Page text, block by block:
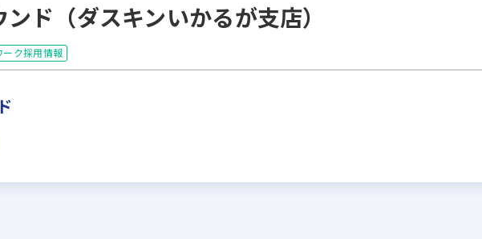
ド（ダスキンいかるが支店）
ーク採用情報